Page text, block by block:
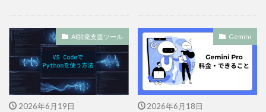
AI開発支援ツール
2026年6月19日
Gemini
2026年6月18日